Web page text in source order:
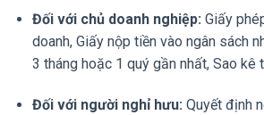
Đối với chủ doanh nghiệp: Giấy
doanh, Giấy nộp tiền vào ngân sách
3 tháng hoặc 1 quý gần nhất, Sao kê
Đối với người nghỉ hưu: Quyết định